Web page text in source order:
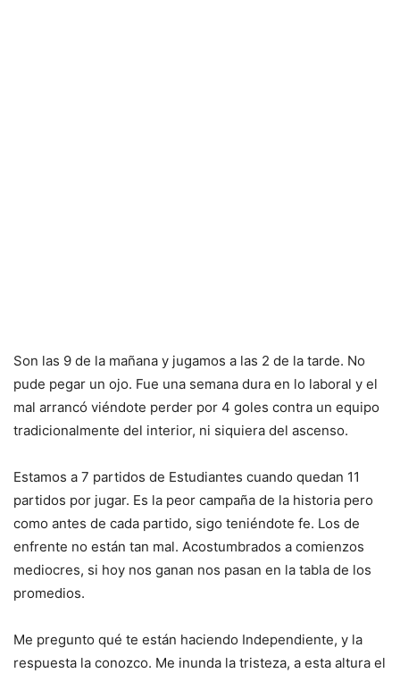
Son las 9 de la mañana y jugamos a las 2 de la tarde. No
pude pegar un ojo. Fue una semana dura en lo laboral y el
mal arrancó viéndote perder por 4 goles contra un equipo
tradicionalmente del interior, ni siquiera del ascenso.
Estamos a 7 partidos de Estudiantes cuando quedan 11
partidos por jugar. Es la peor campaña de la historia pero
como antes de cada partido, sigo teniéndote fe. Los de
enfrente no están tan mal. Acostumbrados a comienzos
mediocres, si hoy nos ganan nos pasan en la tabla de los
promedios.
Me pregunto qué te están haciendo Independiente, y la
respuesta la conozco. Me inunda la tristeza, a esta altura el